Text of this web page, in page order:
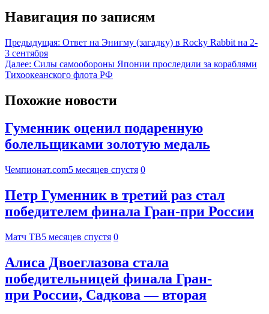
Навигация по записям
Предыдущая: Ответ на Энигму (загадку) в Rocky Rabbit на 2-
3 сентября
Далее: Силы самообороны Японии проследили за кораблями
Тихоокеанского флота РФ
Похожие новости
Гуменник оценил подаренную
болельщиками золотую медаль
Чемпионат.com5 месяцев спустя 0
Петр Гуменник в третий раз стал
победителем финала Гран‑при России
Матч ТВ5 месяцев спустя 0
Алиса Двоеглазова стала
победительницей финала Гран-
при России, Садкова — вторая